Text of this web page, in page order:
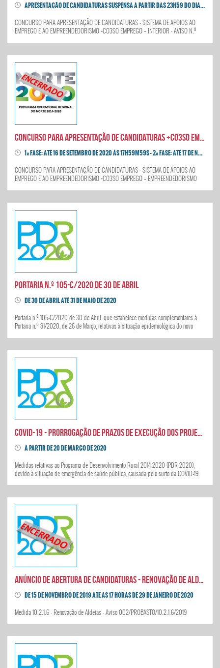
APRESENTAÇÃO DE CANDIDATURAS SUSPENSA A PARTIR DAS 23H59 DO DIA 19 DE AGOSTO DE 2020
CONCURSO PARA APRESENTAÇÃO DE CANDIDATURAS - SISTEMA DE APOIOS AO
EMPREGO E AO EMPREENDEDORISMO +CO3SO EMPREGO – INTERIOR - AVISO N.º
CONCURSO PARA APRESENTAÇÃO DE CANDIDATURAS +CO3SO EMPREGO – EMPREENDEDORISMO SOCIAL
1ª FASE: ATÉ 16 DE SETEMBRO DE 2020 ÀS 17H59M59S - 2ª FASE: ATÉ 17 DE NOVEMBRO DE 2020 ÀS 17H59M59
CONCURSO PARA APRESENTAÇÃO DE CANDIDATURAS - SISTEMA DE APOIOS AO
EMPREGO E AO EMPREENDEDORISMO +CO3SO EMPREGO – EMPREENDEDORISMO
Portaria n.º 105-C/2020 de 30 de Abril
DE 30 DE ABRIL ATÉ 31 DE MAIO DE 2020
Portaria n.º 105-C/2020 de 30 de Abril, que estabelece medidas complementares à
Portaria n.º 81/2020, de 26 de Março, relativas à situação epidemiológica do novo
Covid-19 - prorrogação de prazos de execução dos projetos pdr 2020
A PARTIR DE 20 DE MARÇO DE 2020
Medidas relativas ao Programa de Desenvolvimento Rural 2014-2020 (PDR 2020),
devido à situação de emergência de saúde pública, causada pelo surto da COVID-19
Anúncio de abertura de candidaturas - Renovação de Aldeias
DE 15 DE NOVEMBRO DE 2019 ATÉ ÀS 17 HORAS DE 29 DE JANEIRO DE 2020
Medida 10.2.1.6 - Renovação de Aldeias - Aviso 002/PROBASTO/10.2.1.6/2019